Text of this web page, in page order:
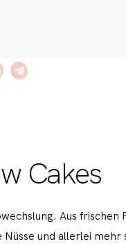
Cakes
Aus
und allerlei